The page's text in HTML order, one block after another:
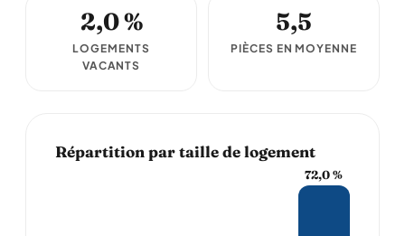
2,0 %
LOGEMENTS
VACANTS
5,5
PIÈCES EN MOYENNE
Répartition par taille de logement
72,0 %